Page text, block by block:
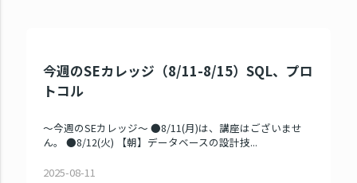
今週のSEカレッジ（8/11-8/15）SQL、プロ
トコル
～今週のSEカレッジ～ ●8/11(月)は、講座はございませ
ん。 ●8/12(火) 【朝】データベースの設計技...
2025-08-11